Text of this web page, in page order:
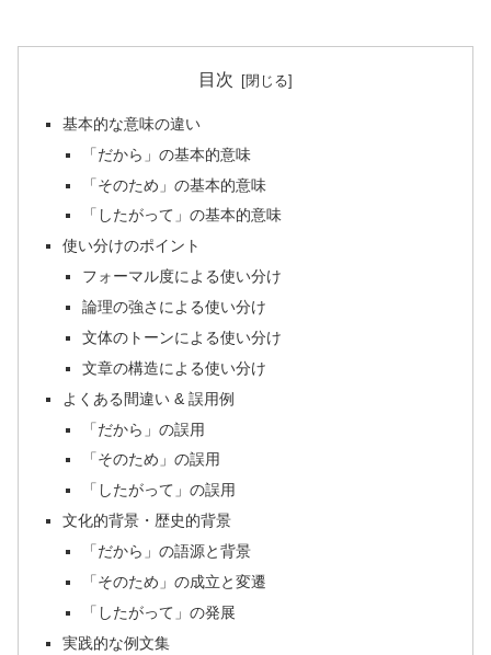
目次
基本的な意味の違い
「だから」の基本的意味
「そのため」の基本的意味
「したがって」の基本的意味
使い分けのポイント
フォーマル度による使い分け
論理の強さによる使い分け
文体のトーンによる使い分け
文章の構造による使い分け
よくある間違い & 誤用例
「だから」の誤用
「そのため」の誤用
「したがって」の誤用
文化的背景・歴史的背景
「だから」の語源と背景
「そのため」の成立と変遷
「したがって」の発展
実践的な例文集